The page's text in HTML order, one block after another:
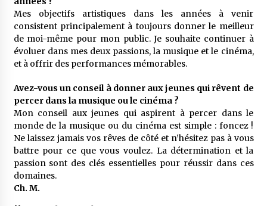
Mes objectifs artistiques dans les années à venir
consistent principalement à toujours donner le meilleur
de moi-même pour mon public. Je souhaite continuer à
évoluer dans mes deux passions, la musique et le cinéma,
et à offrir des performances mémorables.
Avez-vous un conseil à donner aux jeunes qui rêvent de
percer dans la musique ou le cinéma ?
Mon conseil aux jeunes qui aspirent à percer dans le
monde de la musique ou du cinéma est simple : foncez !
Ne laissez jamais vos rêves de côté et n’hésitez pas à vous
battre pour ce que vous voulez. La détermination et la
passion sont des clés essentielles pour réussir dans ces
domaines.
Ch. M.